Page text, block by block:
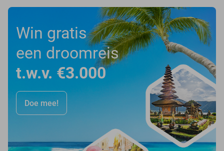
Win gratis
een droomreis
t.w.v. €3.000
Doe mee!